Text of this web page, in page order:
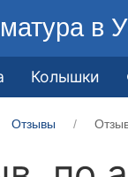
в
Колышки
Отзывы